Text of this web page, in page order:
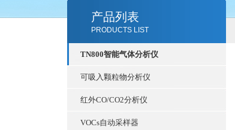
产品列表
PRODUCTS LIST
TN800智能气体分析仪
可吸入颗粒物分析仪
红外CO/CO2分析仪
VOCs自动采样器